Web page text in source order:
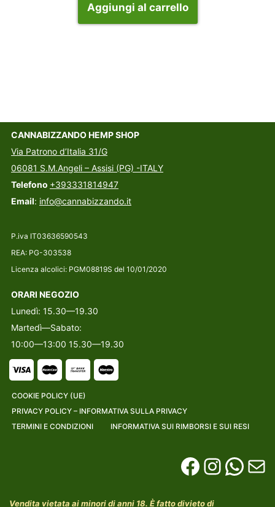
Aggiungi al carrello
CANNABIZZANDO HEMP SHOP
Via Patrono d’Italia 31/G
06081 S.M.Angeli – Assisi (PG) -ITALY
Telefono +393331814947
Email: info@cannabizzando.it
P.iva IT03636590543
REA: PG-303538
Licenza alcolici: PGM08819S del 10/01/2020
ORARI NEGOZIO
Lunedì: 15.30—19.30
Martedì—Sabato:
10:00—13:00 15.30—19.30
COOKIE POLICY (UE)
PRIVACY POLICY – INFORMATIVA SULLA PRIVACY
TERMINI E CONDIZIONI
INFORMATIVA SUI RIMBORSI E SUI RESI
Vendita vietata ai minori di anni 18. È fatto divieto di